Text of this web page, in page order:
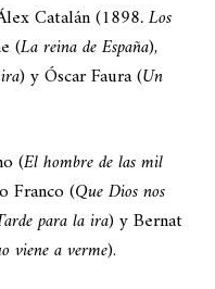
Catalán (1898. Los
(La reina de España),
) y Óscar Faura (Un
(El hombre de las mil
Franco (Que Dios nos
para la ira) y Bernat
viene a verme).